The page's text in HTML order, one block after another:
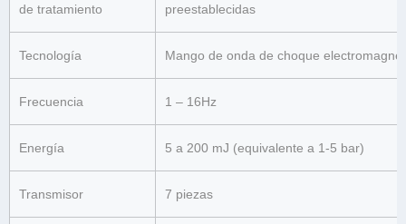
de tratamiento
preestablecidas
Tecnología Mango de onda de choque
Frecuencia 1 – 16Hz
Energía 5 a 200 mJ (equivalente a 1-5 bar)
Transmisor 7 piezas